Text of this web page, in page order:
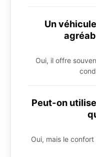
Un
Oui, il offre
Peut-on
Oui, mais le